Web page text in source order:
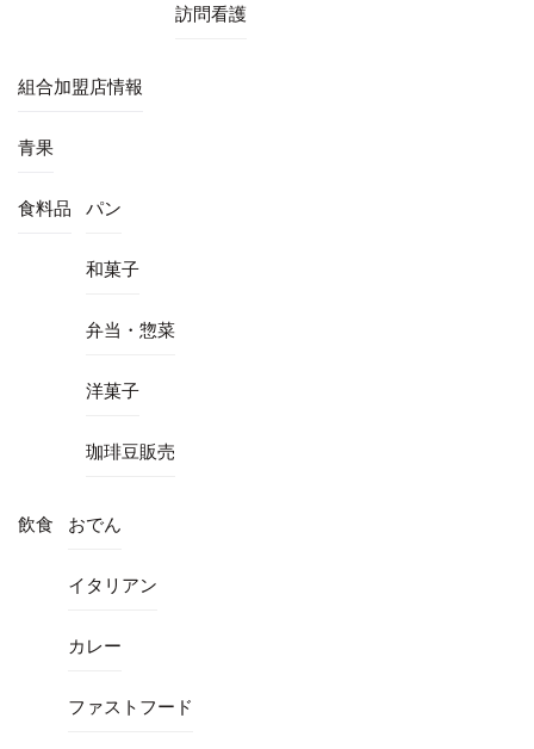
訪問看護
組合加盟店情報
青果
食料品 パン
和菓子
弁当・惣菜
洋菓子
珈琲豆販売
飲食 おでん
イタリアン
カレー
ファストフード